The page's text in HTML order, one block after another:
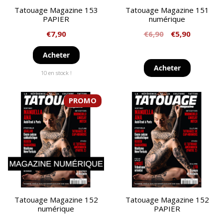
Tatouage Magazine 153
PAPIER
€7,90
Acheter
10 en stock !
Tatouage Magazine 151
numérique
€6,90 €5,90
Acheter
PROMO
Tatouage Magazine 152
numérique
Tatouage Magazine 152
PAPIER